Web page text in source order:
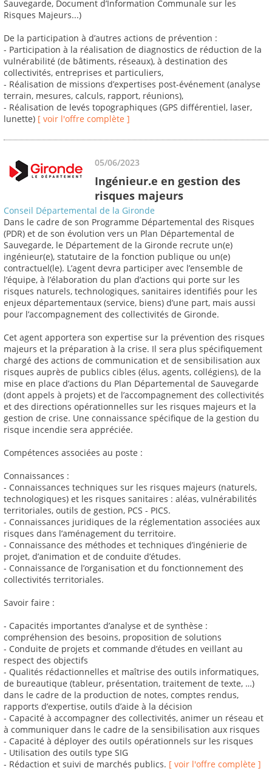
Sauvegarde, Document d’Information Communale sur les
Risques Majeurs...)
De la participation à d’autres actions de prévention :
- Participation à la réalisation de diagnostics de réduction de la
vulnérabilité (de bâtiments, réseaux), à destination des
collectivités, entreprises et particuliers,
- Réalisation de missions d’expertises post-événement (analyse
terrain, mesures, calculs, rapport, réunions),
- Réalisation de levés topographiques (GPS différentiel, laser,
lunette) [ voir l'offre complète ]
05/06/2023
Ingénieur.e en gestion des
risques majeurs
Conseil Départemental de la Gironde
Dans le cadre de son Programme Départemental des Risques
(PDR) et de son évolution vers un Plan Départemental de
Sauvegarde, le Département de la Gironde recrute un(e)
ingénieur(e), statutaire de la fonction publique ou un(e)
contractuel(le). L’agent devra participer avec l’ensemble de
l’équipe, à l’élaboration du plan d’actions qui porte sur les
risques naturels, technologiques, sanitaires identifiés pour les
enjeux départementaux (service, biens) d’une part, mais aussi
pour l’accompagnement des collectivités de Gironde.
Cet agent apportera son expertise sur la prévention des risques
majeurs et la préparation à la crise. Il sera plus spécifiquement
chargé des actions de communication et de sensibilisation aux
risques auprès de publics cibles (élus, agents, collégiens), de la
mise en place d’actions du Plan Départemental de Sauvegarde
(dont appels à projets) et de l’accompagnement des collectivités
et des directions opérationnelles sur les risques majeurs et la
gestion de crise. Une connaissance spécifique de la gestion du
risque incendie sera appréciée.
Compétences associées au poste :
Connaissances :
- Connaissances techniques sur les risques majeurs (naturels,
technologiques) et les risques sanitaires : aléas, vulnérabilités
territoriales, outils de gestion, PCS - PICS.
- Connaissances juridiques de la réglementation associées aux
risques dans l’aménagement du territoire.
- Connaissance des méthodes et techniques d’ingénierie de
projet, d’animation et de conduite d’études.
- Connaissance de l’organisation et du fonctionnement des
collectivités territoriales.
Savoir faire :
- Capacités importantes d’analyse et de synthèse :
compréhension des besoins, proposition de solutions
- Conduite de projets et commande d’études en veillant au
respect des objectifs
- Qualités rédactionnelles et maîtrise des outils informatiques,
de bureautique (tableur, présentation, traitement de texte, …)
dans le cadre de la production de notes, comptes rendus,
rapports d’expertise, outils d’aide à la décision
- Capacité à accompagner des collectivités, animer un réseau et
à communiquer dans le cadre de la sensibilisation aux risques
- Capacité à déployer des outils opérationnels sur les risques
- Utilisation des outils type SIG
- Rédaction et suivi de marchés publics. [ voir l'offre complète ]